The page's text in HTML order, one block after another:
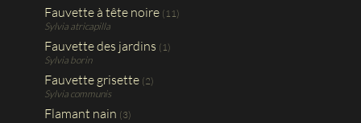
Fauvette à tête noire (11)
Sylvia atricapilla
Fauvette des jardins (1)
Sylvia borin
Fauvette grisette (2)
Sylvia communis
Flamant nain (3)